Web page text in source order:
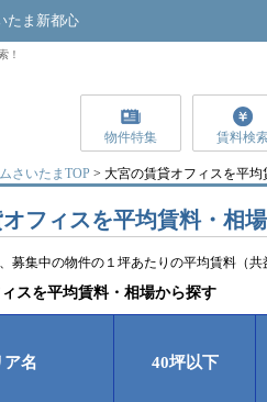
たま新都心
！
物件特集 賃料検
さいたまTOP > 大宮の賃貸オフィスを平
フィスを平均賃料・相
募集中の物件の１坪あたりの平均賃料（共
スを平均賃料・相場から探す
ア名 40坪以下